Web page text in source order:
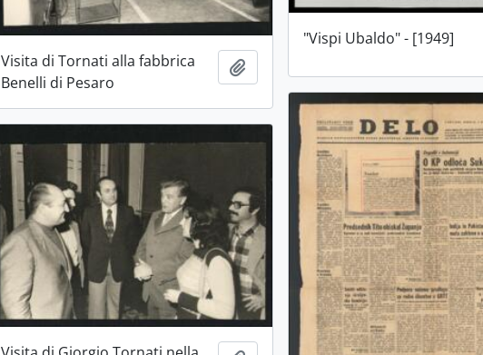
"Vispi Ubaldo" - [1949]
Visita di Tornati alla fabbrica
Benelli di Pesaro